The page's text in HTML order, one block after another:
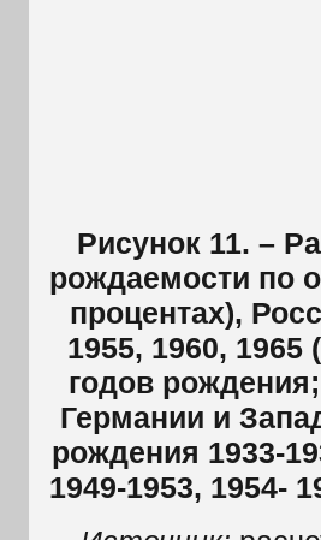
Рисунок 11. –
рождаемости по
процентах),
1955, 1960, 1965
годов
Германии и
рождения 1933-
1949-1953, 1954-